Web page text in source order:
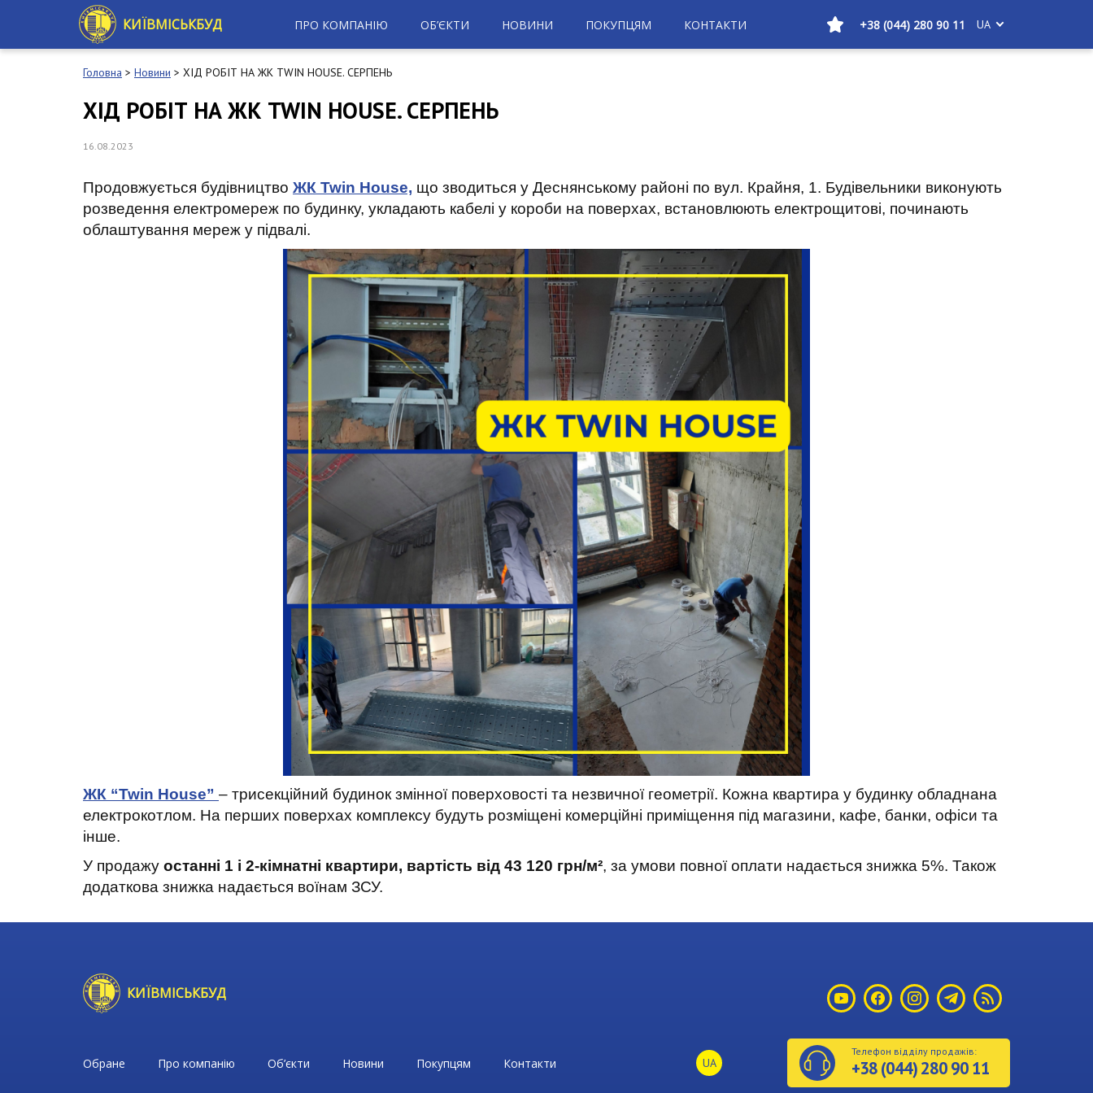
p
КИЇВМІСЬКБУД ПРО КОМПАНІЮ ОБ’ЄКТИ НОВИНИ ПОКУПЦЯМ КОНТАКТИ +38 (044) 280 90 11 UA
Головна > Новини > ХІД РОБІТ НА ЖК TWIN HOUSE. СЕРПЕНЬ
ХІД РОБІТ НА ЖК TWIN HOUSE. СЕРПЕНЬ
16.08.2023
Продовжується будівництво ЖК Twin House, що зводиться у Деснянському районі по вул. Крайня, 1. Будівельники виконують
розведення електромереж по будинку, укладають кабелі у короби на поверхах, встановлюють електрощитові, починають
облаштування мереж у підвалі.
ЖК “Twin House” – трисекційний будинок змінної поверховості та незвичної геометрії. Кожна квартира у будинку обладнана
електрокотлом. На перших поверхах комплексу будуть розміщені комерційні приміщення під магазини, кафе, банки, офіси та
інше.
У продажу останні 1 і 2-кімнатні квартири, вартість від 43 120 грн/м², за умови повної оплати надається знижка 5%. Також
додаткова знижка надається воїнам ЗСУ.
КИЇВМІСЬКБУД
Обране Про компанію Об’єкти Новини Покупцям Контакти UA
Телефон відділу продажів:
+38(044)280 90 11